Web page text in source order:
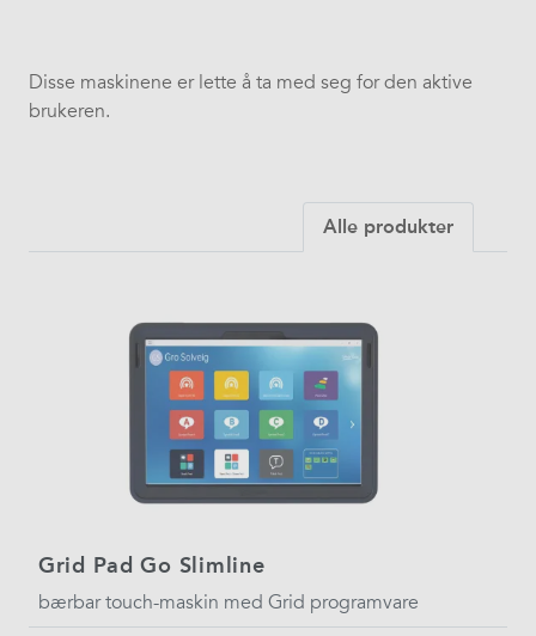
Disse maskinene er lette å ta med seg for den aktive
brukeren.
Alle produkter
Grid Pad Go Slimline
bærbar touch-maskin med Grid programvare